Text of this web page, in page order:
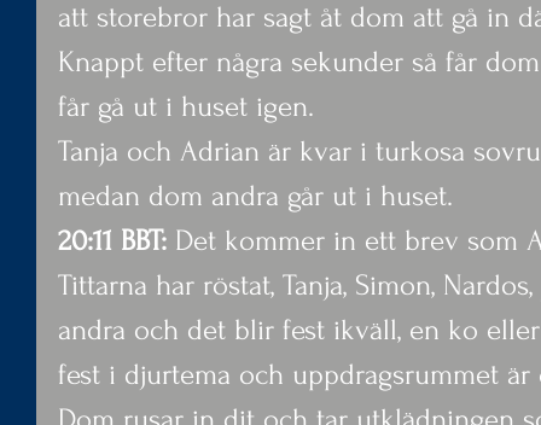
att storebror har sagt åt dom att gå in
Knappt efter några sekunder så får
får gå ut i huset igen.
Tanja och Adrian är kvar i turkosa
medan dom andra går ut i huset.
20:11 BBT: Det kommer in ett brev som
Tittarna har röstat, Tanja, Simon,
andra och det blir fest ikväll, en ko
fest i djurtema och uppdragsrummet är